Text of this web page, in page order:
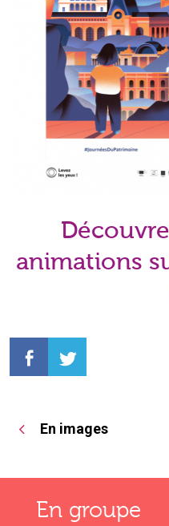
animations
En images
En groupe